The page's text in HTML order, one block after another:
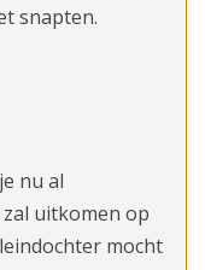
snapten.
nu al
uitkomen op
mocht